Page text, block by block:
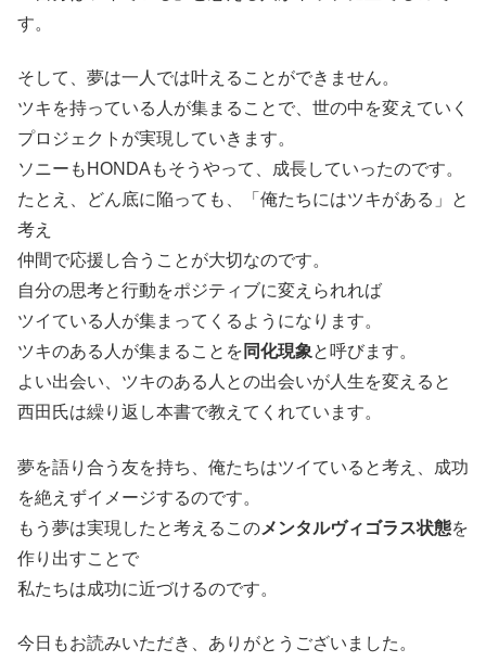
す。
そして、夢は一人では叶えることができません。
ツキを持っている人が集まることで、世の中を変えていく
プロジェクトが実現していきます。
ソニーもHONDAもそうやって、成長していったのです。
たとえ、どん底に陥っても、「俺たちにはツキがある」と
考え
仲間で応援し合うことが大切なのです。
自分の思考と行動をポジティブに変えられれば
ツイている人が集まってくるようになります。
ツキのある人が集まることを 同化現象と呼びます。
よい出会い、ツキのある人との出会いが人生を変えると
西田氏は繰り返し本書で教えてくれています。
夢を語り合う友を持ち、俺たちはツイていると考え、成功
を絶えずイメージするのです。
もう夢は実現したと考えるこのメンタルヴィゴラス状態を
作り出すことで
私たちは成功に近づけるのです。
今日もお読みいただき、ありがとうございました。